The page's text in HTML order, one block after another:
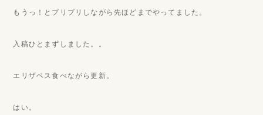
もうっ！とプリプリしながら先ほどまでやってました。
入稿ひとまずしました。。
エリザベス食べながら更新。
はい。